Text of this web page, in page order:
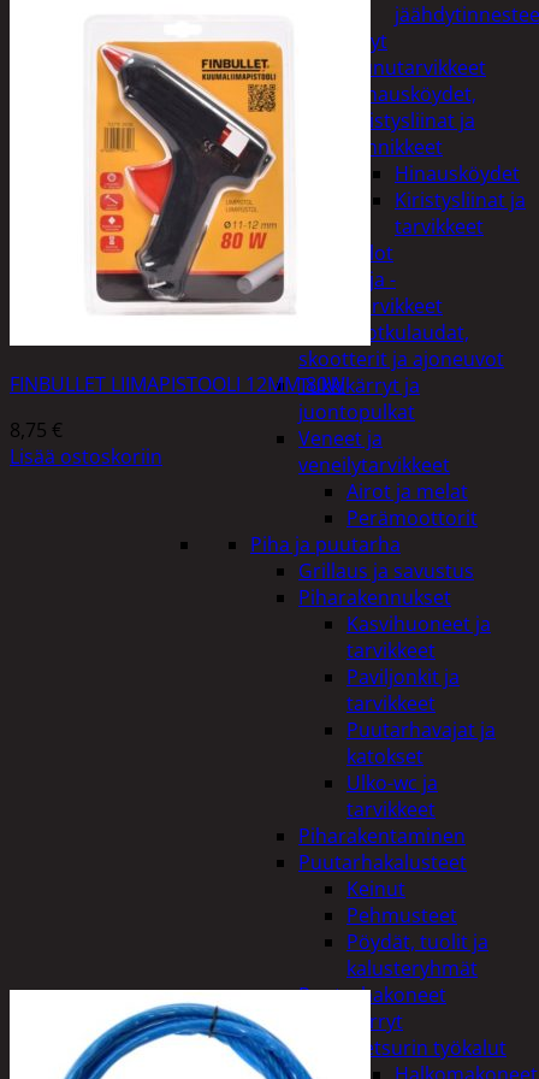
Öljyt
Perävaunutarvikkeet
Hinausköydet,
kiristysliinat ja
kiinnikkeet
Hinausköydet
Kiristysliinat ja
tarvikkeet
Valot
Rengas ja -
vannetarvikkeet
Sähköpotkulaudat,
skootterit ja ajoneuvot
Tukkikärryt ja
juontopulkat
Veneet ja
veneilytarvikkeet
Airot ja melat
Perämoottorit
Piha ja puutarha
Grillaus ja savustus
Piharakennukset
Kasvihuoneet ja
tarvikkeet
Paviljonkit ja
tarvikkeet
Puutarhavajat ja
katokset
Ulko-wc ja
tarvikkeet
Piharakentaminen
Puutarhakalusteet
Keinut
Pehmusteet
Pöydät, tuolit ja
kalusteryhmät
Puutarhakoneet
Kärryt
Metsurin työkalut
FINBULLET LIIMAPISTOOLI 12MM 80W
8,75 €
Lisää ostoskoriin